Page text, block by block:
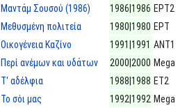
Μαντάμ Σουσού (1986)
1986|1986 ΕΡΤ2
Μεθυσμένη πολιτεία
1980|1980 ΕΡΤ
Οικογένεια Καζίνο
1991|1991 ΑΝΤ1
Περί ανέμων και υδάτων
2000|2000 Mega
Τ' αδέλφια
1988|1988 ΕΤ2
Το σόι μας
1992|1992 Mega